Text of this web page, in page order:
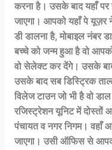
करना है। उसके बाद यहाँ
जाएगा। आपको यहाँ पे
डी डालना है, मोबाइल नंबर
बच्चे को जन्म हुआ है वो
वो सेलेक्ट कर देंगे। उसके
उसके बाद सब डिस्ट्रिक
विलेज टाउन जो भी है वो
रजिस्ट्रेशन यूनिट में दोस्तों
पंचायत व नगर निगम।
जाएगा। उसी ऑफिस से